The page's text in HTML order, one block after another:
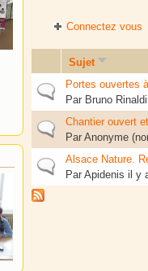
Connectez vous
Sujet
Sujet normalPortes ouvertes
Par Bruno Rinaldi
Sujet normalChantier ouvert
ParAnonyme
Sujet normalAlsace Nature.
ParApidenis il y